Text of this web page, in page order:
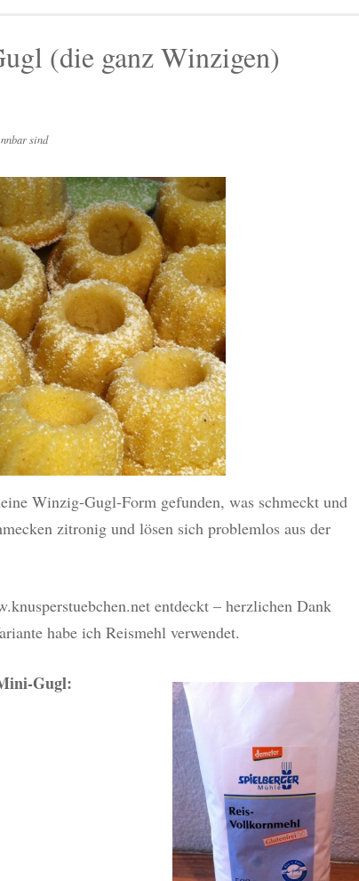
(die ganz Winzigen)
sind
Winzig-Gugl-Form gefunden, was schmeckt und
zitronig und lösen sich problemlos aus der
entdeckt – herzlichen Dank
habe ich Reismehl verwendet.
Gugl: